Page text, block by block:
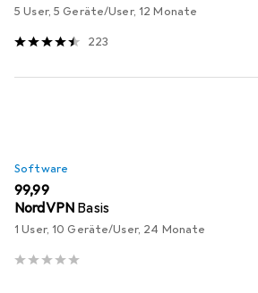
5 User, 5 Geräte/User, 12 Monate
223
Software
EUR
99,99
NordVPN Basis
1 User, 10 Geräte/User, 24 Monate